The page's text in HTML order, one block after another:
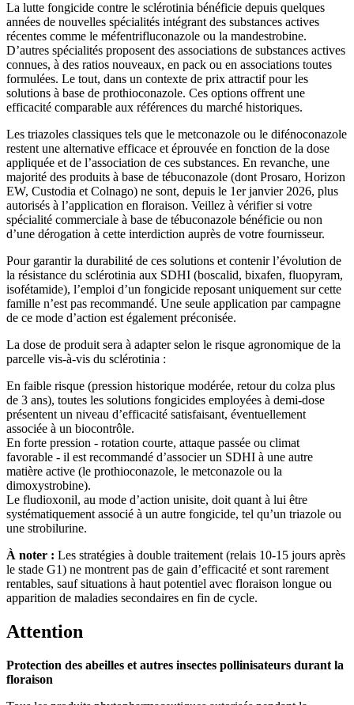
La lutte fongicide contre le sclérotinia bénéficie depuis quelques
années de nouvelles spécialités intégrant des substances actives
récentes comme le méfentrifluconazole ou la mandestrobine.
D’autres spécialités proposent des associations de substances actives
connues, à des ratios nouveaux, en pack ou en associations toutes
formulées. Le tout, dans un contexte de prix attractif pour les
solutions à base de prothioconazole. Ces options offrent une
efficacité comparable aux références du marché historiques.
Les triazoles classiques tels que le metconazole ou le difénoconazole
restent une alternative efficace et éprouvée en fonction de la dose
appliquée et de l’association de ces substances. En revanche, une
majorité des produits à base de tébuconazole (dont Prosaro, Horizon
EW, Custodia et Colnago) ne sont, depuis le 1er janvier 2026, plus
autorisés à l’application en floraison. Veillez à vérifier si votre
spécialité commerciale à base de tébuconazole bénéficie ou non
d’une dérogation à cette interdiction auprès de votre fournisseur.
Pour garantir la durabilité de ces solutions et contenir l’évolution de
la résistance du sclérotinia aux SDHI (boscalid, bixafen, fluopyram,
isofétamide), l’emploi d’un fongicide reposant uniquement sur cette
famille n’est pas recommandé. Une seule application par campagne
de ce mode d’action est également préconisée.
La dose de produit sera à adapter selon le risque agronomique de la
parcelle vis-à-vis du sclérotinia :
En faible risque (pression historique modérée, retour du colza plus
de 3 ans), toutes les solutions fongicides employées à demi-dose
présentent un niveau d’efficacité satisfaisant, éventuellement
associée à un biocontrôle.
En forte pression - rotation courte, attaque passée ou climat
favorable - il est recommandé d’associer un SDHI à une autre
matière active (le prothioconazole, le metconazole ou la
dimoxystrobine).
Le fludioxonil, au mode d’action unisite, doit quant à lui être
systématiquement associé à un autre fongicide, tel qu’un triazole ou
une strobilurine.
À noter : Les stratégies à double traitement (relais 10-15 jours après
le stade G1) ne montrent pas de gain d’efficacité et sont rarement
rentables, sauf situations à haut potentiel avec floraison longue ou
apparition de maladies secondaires en fin de cycle.
Attention
Protection des abeilles et autres insectes pollinisateurs durant la
floraison